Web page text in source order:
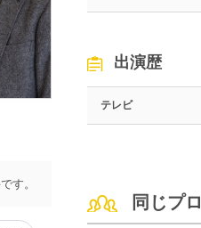
す。
出演歴
テレビ
同じプ